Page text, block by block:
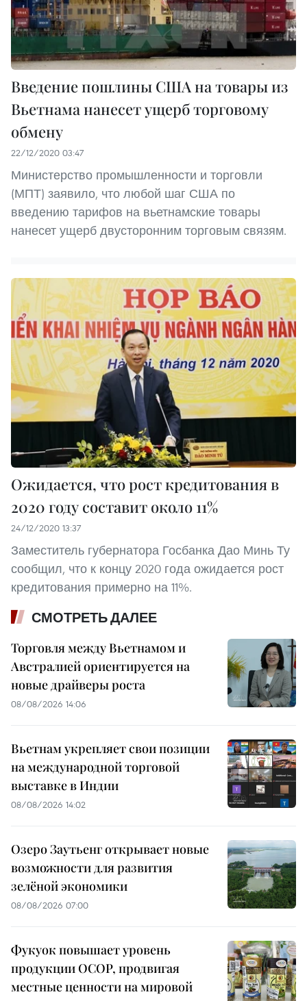
Введение пошлины США на товары из
Вьетнама нанесет ущерб торговому
обмену
22/12/2020 03:47
Министерство промышленности и торговли
(МПТ) заявило, что любой шаг США по
введению тарифов на вьетнамские товары
нанесет ущерб двусторонним торговым связям.
Ожидается, что рост кредитования в
2020 году составит около 11%
24/12/2020 13:37
Заместитель губернатора Госбанка Дао Минь Ту
сообщил, что к концу 2020 года ожидается рост
кредитования примерно на 11%.
СМОТРЕТЬ ДАЛЕЕ
Торговля между Вьетнамом и
Австралией ориентируется на
новые драйверы роста
08/08/2026 14:06
Вьетнам укрепляет свои позиции
на международной торговой
выставке в Индии
08/08/2026 14:02
Озеро Заутьенг открывает новые
возможности для развития
зелёной экономики
08/08/2026 07:00
Фукуок повышает уровень
продукции OCOP, продвигая
местные ценности на мировой